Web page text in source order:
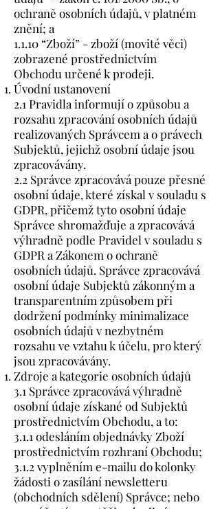
ochraně osobních údajů, v platném
znění; a
1.1.10 “Zboží” - zboží (movité věci)
zobrazené prostřednictvím
Obchodu určené k prodeji.
Úvodní ustanovení
2.1 Pravidla informují o způsobu a
rozsahu zpracování osobních údajů
realizovaných Správcem a o právech
Subjektů, jejichž osobní údaje jsou
zpracovávány.
2.2 Správce zpracovává pouze přesné
osobní údaje, které získal v souladu s
GDPR, přičemž tyto osobní údaje
Správce shromažďuje a zpracovává
výhradně podle Pravidel v souladu s
GDPR a Zákonem o ochraně
osobních údajů. Správce zpracovává
osobní údaje Subjektů zákonným a
transparentním způsobem při
dodržení podmínky minimalizace
osobních údajů v nezbytném
rozsahu ve vztahu k účelu, pro který
jsou zpracovávány.
Zdroje a kategorie osobních údajů
3.1 Správce zpracovává výhradně
osobní údaje získané od Subjektů
prostřednictvím Obchodu, a to:
3.1.1 odesláním objednávky Zboží
prostřednictvím rozhraní Obchodu;
3.1.2 vyplněním e-mailu do kolonky
žádosti o zasílání newsletteru
(obchodních sdělení) Správce; nebo